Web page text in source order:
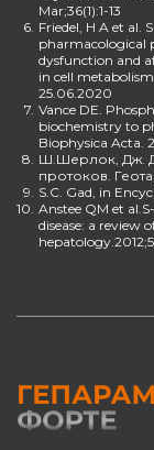
Mar;36(1):1-13
6. Friedel, H A et al.
pharmacological
dysfunction and
in cell
25.06.2020
7. Vance DE.
biochemistry to
Biophysica Acta.
8. Ш.Шерлок, Дж.
протоков.
9. S.C. Gad, in
10. Anstee QM et
disease: a review